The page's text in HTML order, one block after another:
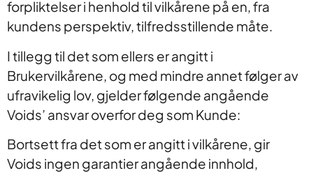
forpliktelser i henhold til vilkårene på en, fra
kundens perspektiv, tilfredsstillende måte.
I tillegg til det som ellers er angitt i
Brukervilkårene, og med mindre annet følger av
ufravikelig lov, gjelder følgende angående
Voids’ ansvar overfor deg som Kunde:
Bortsett fra det som er angitt i vilkårene, gir
Voids ingen garantier angående innhold,